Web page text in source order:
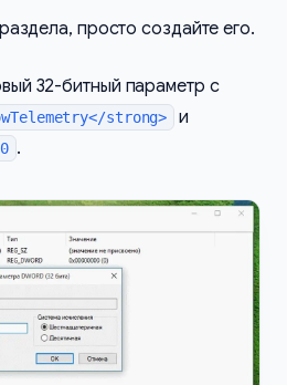
просто создайте его.
32-битный параметр с
strong>
и
0 .